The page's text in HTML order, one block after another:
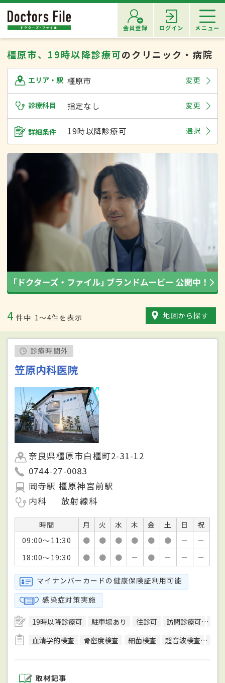
会員登録 ログイン メニュー
橿原市、19時以降診療可のクリニック・病院
エリア・駅 橿原市 変更
診療科目 指定なし 変更
詳細条件 19時以降診療可 選択
4 件中 1〜4件を表示 地図から探す
診療時間外
笠原内科医院
奈良県橿原市白橿町2-31-12
0744-27-0083
岡寺駅 橿原神宮前駅
内科
放射線科
時間 月 火 水 木 金 土 日
祝
09:00～11:30
● ● ● ● ● ● －
－
18:00～19:30
● ● ● － ● － － －
マイナンバーカードの健康保険証利用可能
感染症対策実施
19時以降診療可 駐車場あり 往診可 訪問診療可
血清学的検査
骨密度検査 細菌検査 超音波検査
取材記事